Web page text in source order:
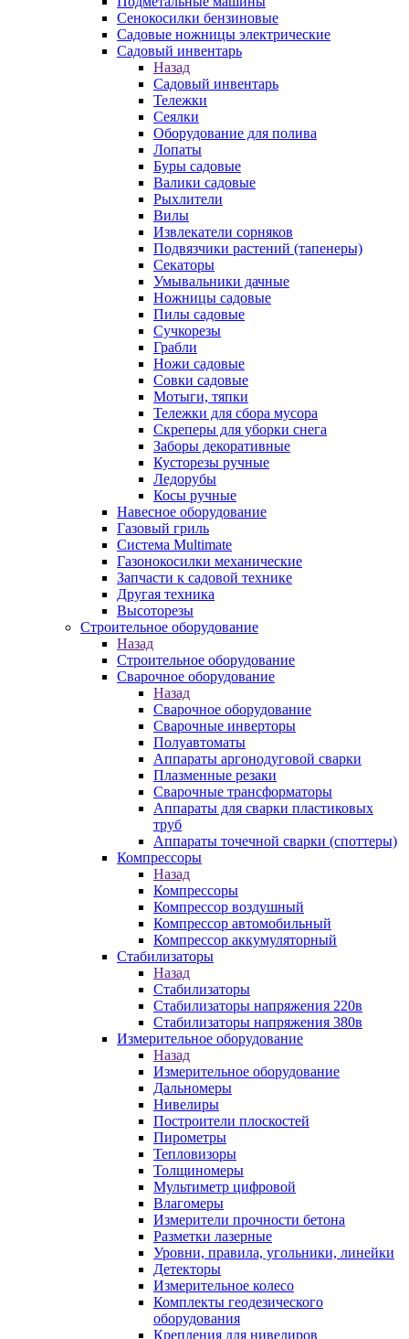
Сенокосилки бензиновые
Садовые ножницы электрические
Садовый инвентарь
Назад
Садовый инвентарь
Тележки
Сеялки
Оборудование для полива
Лопаты
Буры садовые
Валики садовые
Рыхлители
Вилы
Извлекатели сорняков
Подвязчики растений (тапенеры)
Секаторы
Умывальники дачные
Ножницы садовые
Пилы садовые
Сучкорезы
Грабли
Ножи садовые
Совки садовые
Мотыги, тяпки
Тележки для сбора мусора
Скреперы для уборки снега
Заборы декоративные
Кусторезы ручные
Ледорубы
Косы ручные
Навесное оборудование
Газовый гриль
Система Multimate
Газонокосилки механические
Запчасти к садовой технике
Другая техника
Высоторезы
Строительное оборудование
Назад
Строительное оборудование
Сварочное оборудование
Назад
Сварочное оборудование
Сварочные инверторы
Полуавтоматы
Аппараты аргонодуговой сварки
Плазменные резаки
Сварочные трансформаторы
Аппараты для сварки пластиковых
труб
Аппараты точечной сварки (споттеры)
Компрессоры
Назад
Компрессоры
Компрессор воздушный
Компрессор автомобильный
Компрессор аккумуляторный
Стабилизаторы
Назад
Стабилизаторы
Стабилизаторы напряжения 220в
Стабилизаторы напряжения 380в
Измерительное оборудование
Назад
Измерительное оборудование
Дальномеры
Нивелиры
Построители плоскостей
Пирометры
Тепловизоры
Толщиномеры
Мультиметр цифровой
Влагомеры
Измерители прочности бетона
Разметки лазерные
Уровни, правила, угольники, линейки
Детекторы
Измерительное колесо
Комплекты геодезического
оборудования
Крепления для нивелиров